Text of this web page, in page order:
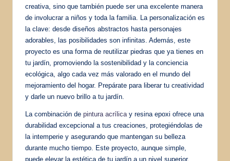
creativa, sino que también puede ser una excelente manera
de involucrar a niños y toda la familia. La personalización es
la clave: desde diseños abstractos hasta personajes
adorables, las posibilidades son infinitas. Además, este
proyecto es una forma de reutilizar piedras que ya tienes en
tu jardín, promoviendo la sostenibilidad y la conciencia
ecológica, algo cada vez más valorado en el mundo del
mejoramiento del hogar. Prepárate para liberar tu creatividad
y darle un nuevo brillo a tu jardín.
La combinación de pintura acrílica y resina epoxi ofrece una
durabilidad excepcional a tus creaciones, protegiéndolas de
la intemperie y asegurando que mantengan su belleza
durante mucho tiempo. Este proyecto, aunque simple,
puede elevar la estética de tu jardín a un nivel superior,